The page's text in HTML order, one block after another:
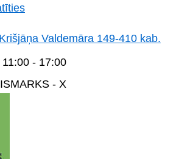
Valdemāra 149-410 kab.
11:00 - 17:00
- X